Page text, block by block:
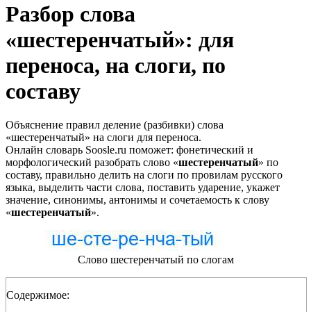
Разбор слова
«шестеренчатый»: для
переноса, на слоги, по
составу
Объяснение правил деление (разбивки) слова
«шестеренчатый» на слоги для переноса.
Онлайн словарь Soosle.ru поможет: фонетический и
морфологический разобрать слово «шестеренчатый» по
составу, правильно делить на слоги по провилам русского
языка, выделить части слова, поставить ударение, укажет
значение, синонимы, антонимы и сочетаемость к слову
«шестеренчатый».
Слово шестеренчатый по слогам
Содержимое: